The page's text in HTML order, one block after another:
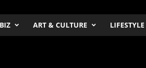
ART & CULTURE LIFESTYLE